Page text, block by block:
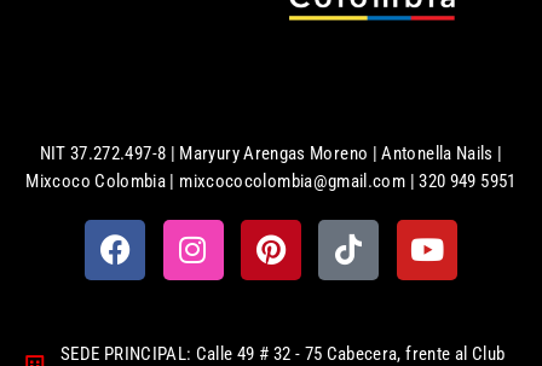
NIT 37.272.497-8 | Maryury Arengas Moreno | Antonella Nails |
Mixcoco Colombia | mixcococolombia@gmail.com | 320 949 5951
SEDE PRINCIPAL: Calle 49 # 32 - 75 Cabecera, frente al Club